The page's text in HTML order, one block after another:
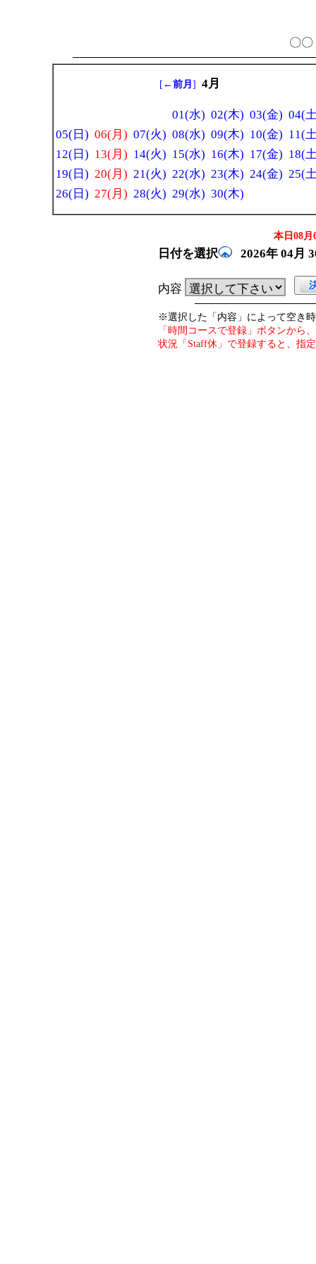
〇
[ ←前月 ] 4月
01(水) 02(木) 03(金) 04(
05(日) 06(月) 07(火) 08(水) 09(木) 10(金) 11(
12(日) 13(月) 14(火) 15(水) 16(木) 17(金) 18(
19(日) 20(月) 21(火) 22(水) 23(木) 24(金) 25(
26(日) 27(月) 28(火) 29(水) 30(木)
本日08月
日付を選択 2026年 04月
内容
※選択した「内容」によって空き
「時間コースで登録」ボタンから
状況「Staff休」で登録すると、指